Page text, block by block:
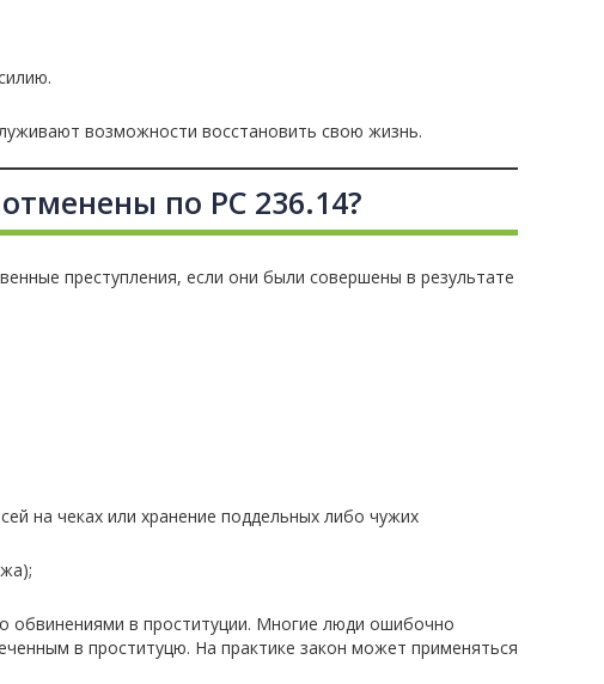
возможности восстановить свою жизнь.
по PC 236.14?
преступления, если они были совершены в результате
на чеках или хранение поддельных либо чужих
обвинениями в проституции. Многие люди ошибочно
в проституцю. На практике закон может применяться